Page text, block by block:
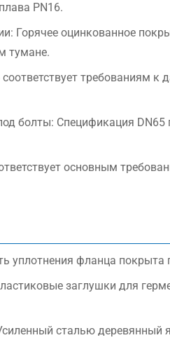
PN16.
Горячее оцинкованное
тумане.
требованиям
болты: Спецификация DN65
основным
уплотнения фланца покрыта
заглушки для
сталью деревянный